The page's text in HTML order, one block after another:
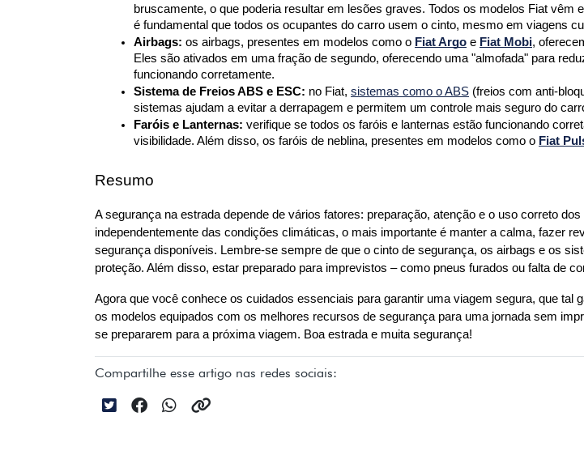
bruscamente, o que poderia resultar em lesões graves. Todos os modelos Fiat
é fundamental que todos os ocupantes do carro usem o cinto, mesmo em viagens
Airbags: os airbags, presentes em modelos como o Fiat Argo e Fiat Mobi,
Eles são ativados em uma fração de segundo, oferecendo uma "almofada" para
funcionando corretamente.
Sistema de Freios ABS e ESC: no Fiat, sistemas como o ABS (freios com anti-
sistemas ajudam a evitar a derrapagem e permitem um controle mais seguro do
Faróis e Lanternas: verifique se todos os faróis e lanternas estão funcionando
visibilidade. Além disso, os faróis de neblina, presentes em modelos como o Fiat
Resumo
A segurança na estrada depende de vários fatores: preparação, atenção e o uso correto
independentemente das condições climáticas, o mais importante é manter a calma, fazer
segurança disponíveis. Lembre-se sempre de que o cinto de segurança, os airbags e os
proteção. Além disso, estar preparado para imprevistos – como pneus furados ou falta de
Agora que você conhece os cuidados essenciais para garantir uma viagem segura, que tal
os modelos equipados com os melhores recursos de segurança para uma jornada sem
se prepararem para a próxima viagem. Boa estrada e muita segurança!
Compartilhe esse artigo nas redes sociais: